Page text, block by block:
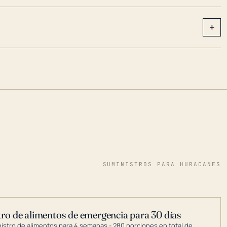
+
SUMINISTROS PARA HURACANES
de alimentos de emergencia para 30 días